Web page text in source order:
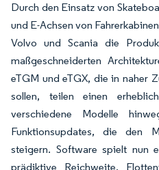
Durch den Einsatz von
und E-Achsen von
Volvo und Scania die
maßgeschneiderten
eTGM und eTGX, die in naher
sollen, teilen einen
verschiedene Modelle
Funktionsupdates, die den
steigern. Software spielt nun
prädiktive Reichweite,